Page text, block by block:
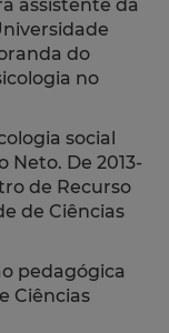
assistente da
do
no
social
Neto. De 2013-
de Recurso
de Ciências
pedagógica
Ciências